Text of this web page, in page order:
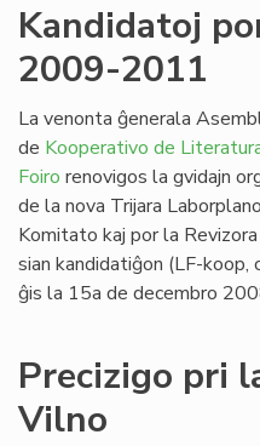
Kandidatoj
2009-2011
La venonta ĝenerala
de Kooperativo de
Foiro renovigos la gvidajn
de la nova Trijara
Komitato kaj por la
sian kandidatiĝon (LF-
ĝis la 15a de decembro
Precizigo pri
Vilno